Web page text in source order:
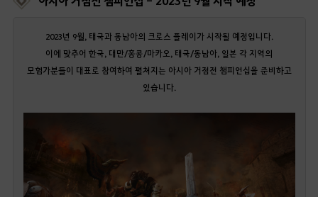
2023년 9월, 태국과 동남아의 크로스 플레이가 시작될 예정입니다.
이에 맞추어 한국, 대만/홍콩/마카오, 태국/동남아, 일본 각 지역의
모험가분들이 대표로 참여하여 펼쳐지는 아시아 거점전 챔피언십을 준비하고
있습니다.